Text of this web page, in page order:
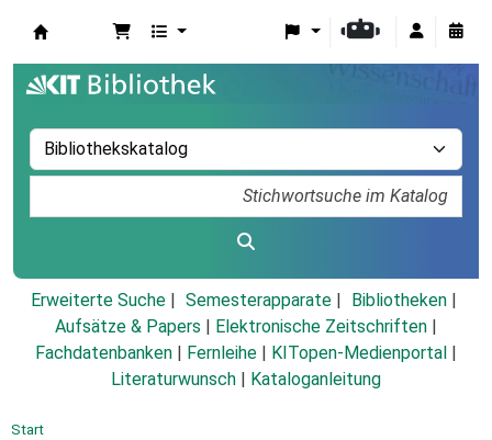
Erweiterte Suche Semesterapparate
Bibliotheken
Aufsätze & Papers
Elektronische Zeitschriften
Fachdatenbanken
Fernleihe KITopen-Medienportal
Literaturwunsch
Kataloganleitung
Start